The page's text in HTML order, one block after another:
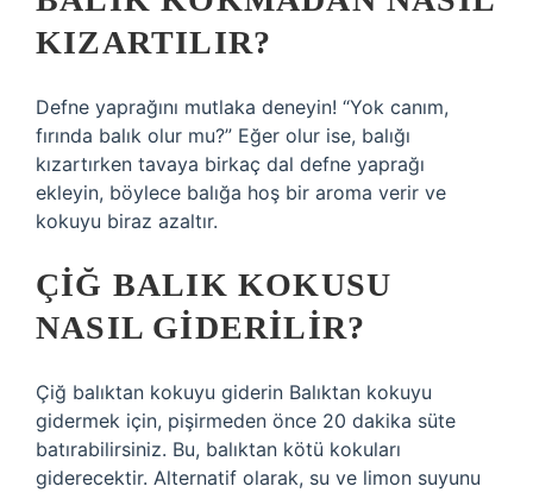
KIZARTILIR?
Defne yaprağını mutlaka deneyin! “Yok canım,
fırında balık olur mu?” Eğer olur ise, balığı
kızartırken tavaya birkaç dal defne yaprağı
ekleyin, böylece balığa hoş bir aroma verir ve
kokuyu biraz azaltır.
ÇIĞ BALIK KOKUSU
NASIL GIDERILIR?
Çiğ balıktan kokuyu giderin Balıktan kokuyu
gidermek için, pişirmeden önce 20 dakika süte
batırabilirsiniz. Bu, balıktan kötü kokuları
giderecektir. Alternatif olarak, su ve limon suyunu